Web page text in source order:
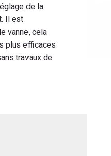
de la
Il est
vanne, cela
plus efficaces
travaux de